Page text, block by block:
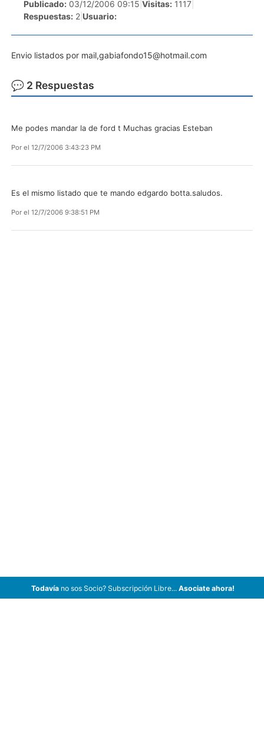
Publicado: 03/12/2006 09:15 Visitas: 1117
Respuestas: 2 Usuario:
Envio listados por mail,gabiafondo15@hotmail.com
💬 2 Respuestas
Me podes mandar la de ford t Muchas gracias Esteban
Por el 12/7/2006 3:43:23 PM
Es el mismo listado que te mando edgardo botta.saludos.
Por el 12/7/2006 9:38:51 PM
Todavíano sos Socio? Subscripción Libre... Asociate ahora!